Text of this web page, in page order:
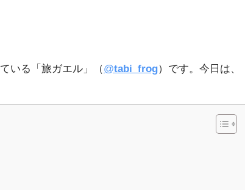
いる「旅ガエル」（@tabi_frog）です。今日は、